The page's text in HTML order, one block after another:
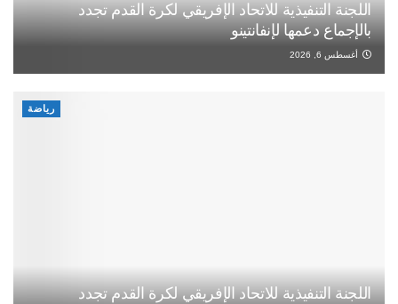
اللجنة التنفيذية للاتحاد الإفريقي لكرة القدم تجدد
بالإجماع دعمها لإنفانتينو
أغسطس 6, 2026
رياضة
اللجنة التنفيذية للاتحاد الإفريقي لكرة القدم تجدد